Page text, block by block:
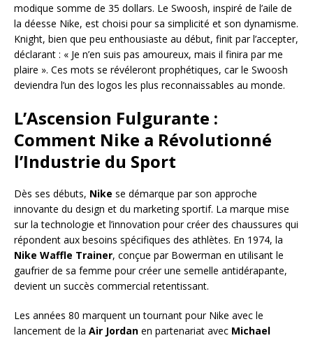
modique somme de 35 dollars. Le Swoosh, inspiré de l’aile de
la déesse Nike, est choisi pour sa simplicité et son dynamisme.
Knight, bien que peu enthousiaste au début, finit par l’accepter,
déclarant : « Je n’en suis pas amoureux, mais il finira par me
plaire ». Ces mots se révéleront prophétiques, car le Swoosh
deviendra l’un des logos les plus reconnaissables au monde.
L’Ascension Fulgurante :
Comment Nike a Révolutionné
l’Industrie du Sport
Dès ses débuts, Nike se démarque par son approche
innovante du design et du marketing sportif. La marque mise
sur la technologie et l’innovation pour créer des chaussures qui
répondent aux besoins spécifiques des athlètes. En 1974, la
Nike Waffle Trainer, conçue par Bowerman en utilisant le
gaufrier de sa femme pour créer une semelle antidérapante,
devient un succès commercial retentissant.
Les années 80 marquent un tournant pour Nike avec le
lancement de la Air Jordan en partenariat avec Michael